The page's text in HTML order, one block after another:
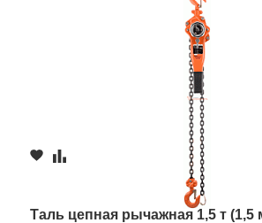
Таль цепная рычажная 1,5 т (1,5